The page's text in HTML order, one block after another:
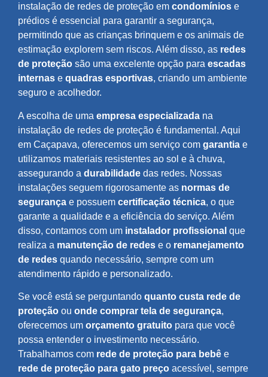
instalação de redes de proteção em condomínios e
prédios é essencial para garantir a segurança,
permitindo que as crianças brinquem e os animais de
estimação explorem sem riscos. Além disso, as redes
de proteção são uma excelente opção para escadas
internas e quadras esportivas, criando um ambiente
seguro e acolhedor.
A escolha de uma empresa especializada na
instalação de redes de proteção é fundamental. Aqui
em Caçapava, oferecemos um serviço com garantia e
utilizamos materiais resistentes ao sol e à chuva,
assegurando a durabilidade das redes. Nossas
instalações seguem rigorosamente as normas de
segurança e possuem certificação técnica, o que
garante a qualidade e a eficiência do serviço. Além
disso, contamos com um instalador profissional que
realiza a manutenção de redes e o remanejamento
de redes quando necessário, sempre com um
atendimento rápido e personalizado.
Se você está se perguntando quanto custa rede de
proteção ou onde comprar tela de segurança,
oferecemos um orçamento gratuito para que você
possa entender o investimento necessário.
Trabalhamos com rede de proteção para bebê e
rede de proteção para gato preço acessível, sempre